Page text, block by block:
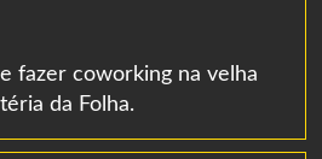
fazer coworking na velha
da Folha.